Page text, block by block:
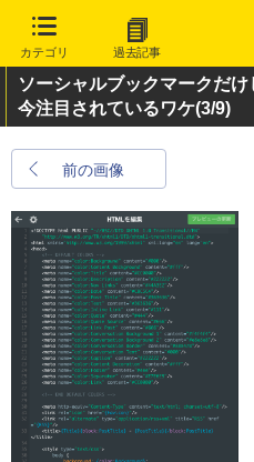
カテゴリ 過去記事
ソーシャルブックマークだ
今注目されているワケ(3/9)
前の画像